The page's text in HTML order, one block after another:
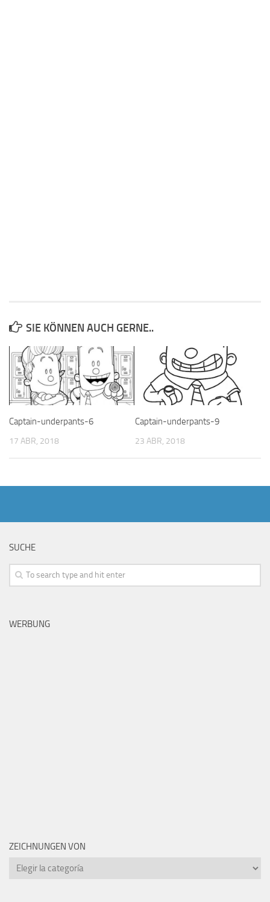
SIE KÖNNEN AUCH GERNE..
Captain-underpants-6
17 ABR, 2018
Captain-underpants-9
23 ABR, 2018
SUCHE
WERBUNG
ZEICHNUNGEN VON
Zeichnungen